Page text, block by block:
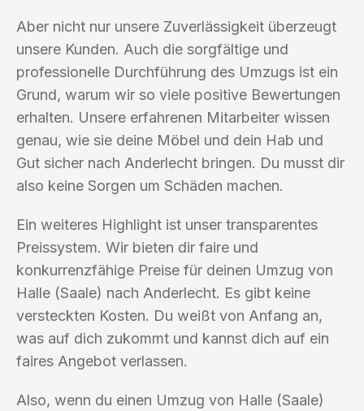
Aber nicht nur unsere Zuverlässigkeit überzeugt
unsere Kunden. Auch die sorgfältige und
professionelle Durchführung des Umzugs ist ein
Grund, warum wir so viele positive Bewertungen
erhalten. Unsere erfahrenen Mitarbeiter wissen
genau, wie sie deine Möbel und dein Hab und
Gut sicher nach Anderlecht bringen. Du musst dir
also keine Sorgen um Schäden machen.
Ein weiteres Highlight ist unser transparentes
Preissystem. Wir bieten dir faire und
konkurrenzfähige Preise für deinen Umzug von
Halle (Saale) nach Anderlecht. Es gibt keine
versteckten Kosten. Du weißt von Anfang an,
was auf dich zukommt und kannst dich auf ein
faires Angebot verlassen.
Also, wenn du einen Umzug von Halle (Saale)